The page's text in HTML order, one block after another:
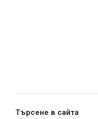
Търсене в сайта